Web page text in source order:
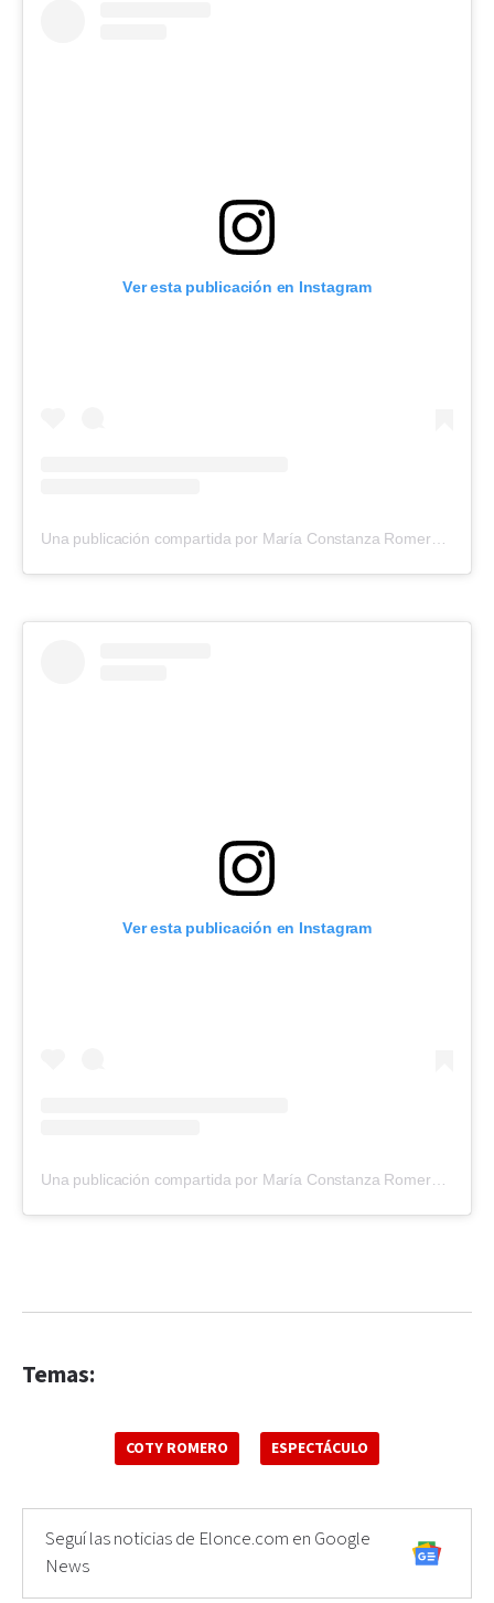
Ver esta publicación en Instagram
Ver esta publicación en Instagram
Una publicación compartida por María Constanza Romero (@cotyrommero)
Temas:
COTY ROMERO ESPECTÁCULO
Seguí las noticias de Elonce.com en Google
News